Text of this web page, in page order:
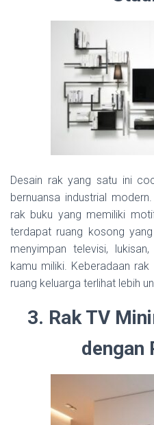
Desain rak yang satu ini
bernuansa industrial
rak buku yang memiliki
terdapat ruang kosong
menyimpan televisi,
kamu miliki. Keberadaan
ruang keluarga terlihat lebih
3. Rak TV
dengan